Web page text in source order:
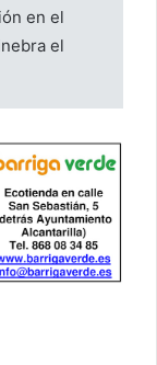
en el
el